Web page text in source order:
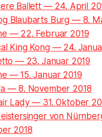
Ballett — 24. April
Blaubarts Burg — 8.
— 22. Februar 2019
King Kong — 24.
— 23. Januar 2019
— 15. Januar 2019
— 8. November 2018
Lady — 31. Oktober
von
2018